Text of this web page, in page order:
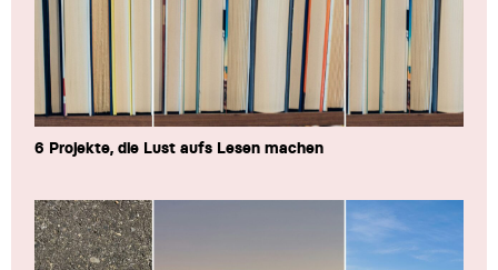
6 Projekte, die Lust aufs Lesen machen